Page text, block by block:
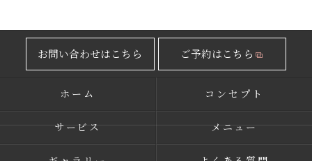
お問い合わせはこちら ご予約はこちら
ホーム コンセプト
サービス メニュー